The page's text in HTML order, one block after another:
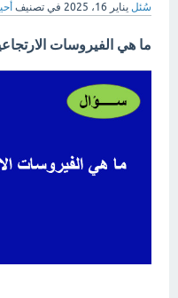
سُئل يناير 16، 2025 في تصنيف
ما هي الفيروسات